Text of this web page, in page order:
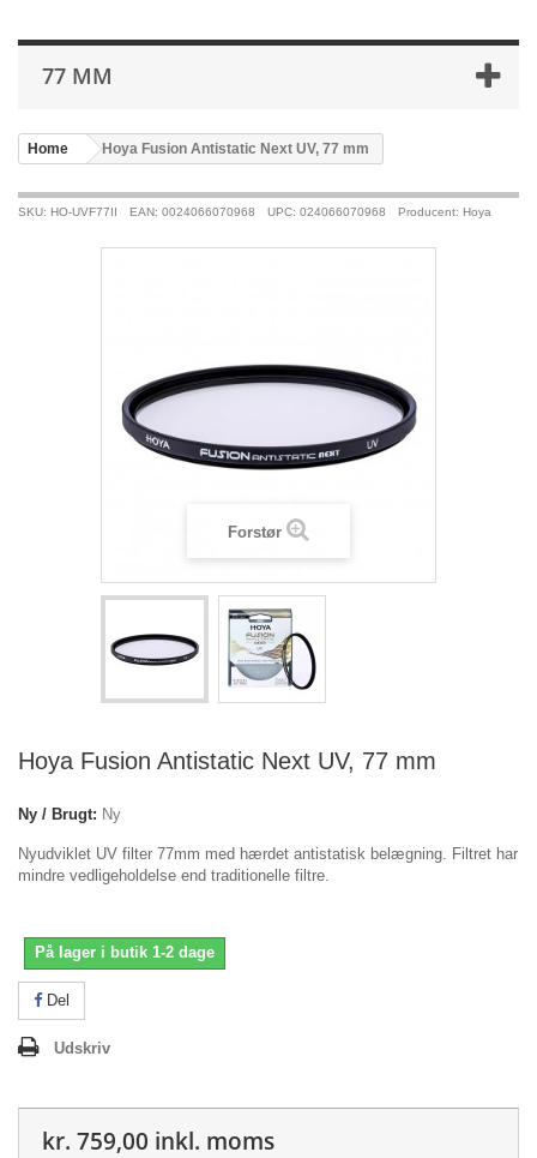
77 MM
Home >Hoya Fusion Antistatic Next UV, 77 mm
SKU: HO-UVF77II EAN: 0024066070968 UPC: 024066070968 Producent: Hoya
Forstør
Hoya Fusion Antistatic Next UV, 77 mm
Ny / Brugt: Ny
Nyudviklet UV filter 77mm med hærdet antistatisk belægning. Filtret har
mindre vedligeholdelse end traditionelle filtre.
På lager i butik 1-2 dage
Del
Udskriv
kr. 759,00 inkl. moms